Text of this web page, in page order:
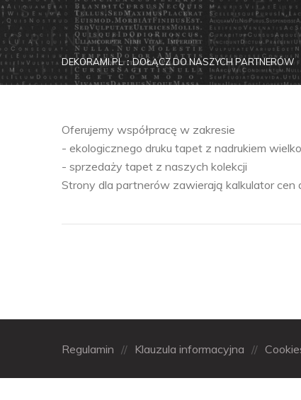
DEKORAMI.PL DOŁĄCZ DO NASZYCH PARTNERÓW
Oferujemy współpracę w zakresie
- ekologicznego druku tapet z nadrukiem
- sprzedaży tapet z naszych kolekcji
Strony dla partnerów zawierają kalkulator cen
Regulamin // Klauzula informacyjna //